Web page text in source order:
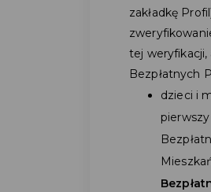
zakładkę
tej
Bezpłatnych
dzieci i